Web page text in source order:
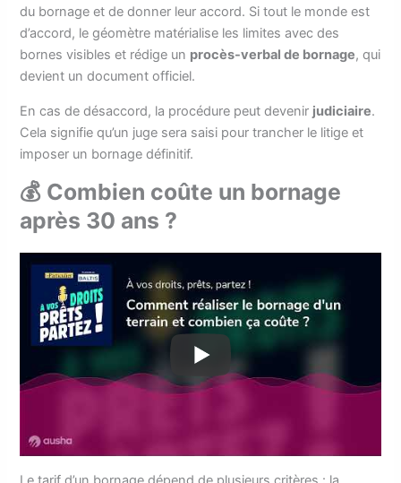
du bornage et de donner leur accord. Si tout le monde est
d’accord, le géomètre matérialise les limites avec des
bornes visibles et rédige un procès-verbal de bornage, qui
devient un document officiel.
En cas de désaccord, la procédure peut devenir judiciaire.
Cela signifie qu’un juge sera saisi pour trancher le litige et
imposer un bornage définitif.
💰 Combien coûte un bornage
après 30 ans ?